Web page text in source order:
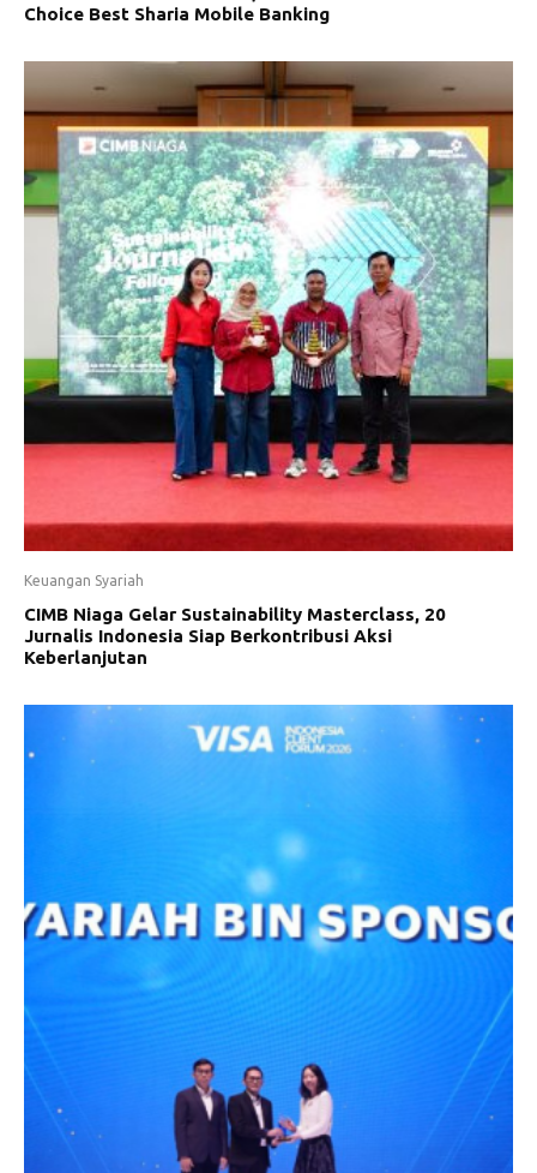
Choice Best Sharia Mobile Banking
Keuangan Syariah
CIMB Niaga Gelar Sustainability Masterclass, 20
Jurnalis Indonesia Siap Berkontribusi Aksi
Keberlanjutan